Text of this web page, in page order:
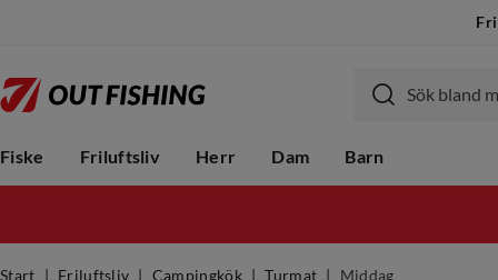
Fiske Friluftsliv Herr Dam Barn
Start Friluftsliv Campingkök Turmat Middag